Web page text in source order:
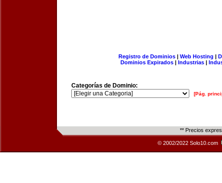
Registro de Dominios| Web Hosting |
Dominios Expirados | Industrias |
Categorías de Dominio:
[Pág.
** Precios
© 2002/2022 Solo10.com